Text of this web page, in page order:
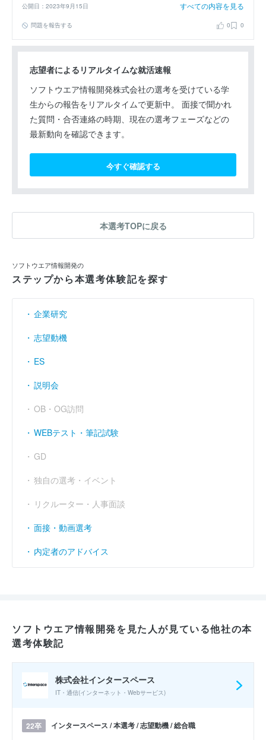
公開日：2023年9月15日 すべての内容を見る
問題を報告する 0 0
志望者によるリアルタイムな就活速報
ソフトウエア情報開発株式会社の選考を受けている学
生からの報告をリアルタイムで更新中。 面接で聞かれ
た質問・合否連絡の時期、現在の選考フェーズなどの
最新動向を確認できます。
今すぐ確認する
本選考TOPに戻る
ソフトウエア情報開発の
ステップから本選考体験記を探す
企業研究
志望動機
ES
説明会
OB・OG訪問
WEBテスト・筆記試験
GD
独自の選考・イベント
リクルーター・人事面談
面接・動画選考
内定者のアドバイス
ソフトウエア情報開発を見た人が見ている他社の本
選考体験記
株式会社インタースペース
IT・通信(インターネット・Webサービス)
22卒 インタースペース / 本選考 / 志望動機 / 総合職